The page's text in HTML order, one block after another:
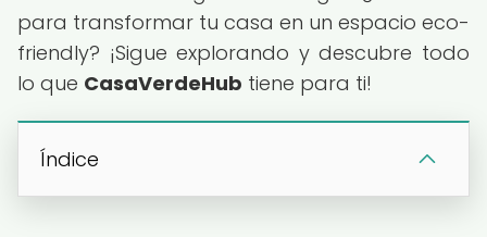
para transformar tu casa en un espacio eco-
friendly? ¡Sigue explorando y descubre todo
lo que CasaVerdeHub tiene para ti!
Índice